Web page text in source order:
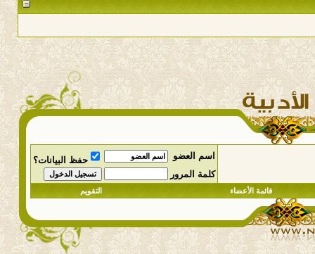
اسم العضو
حفظ البيانات؟
كلمة المرور
قائمة الأعضاء التقويم